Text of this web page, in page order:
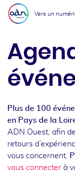
Aller au menu
Aller au contenu
Vers un
Plus de 100
en Pays de la
ADN Ouest, afin
retours
vous concernent.
vous connecter à